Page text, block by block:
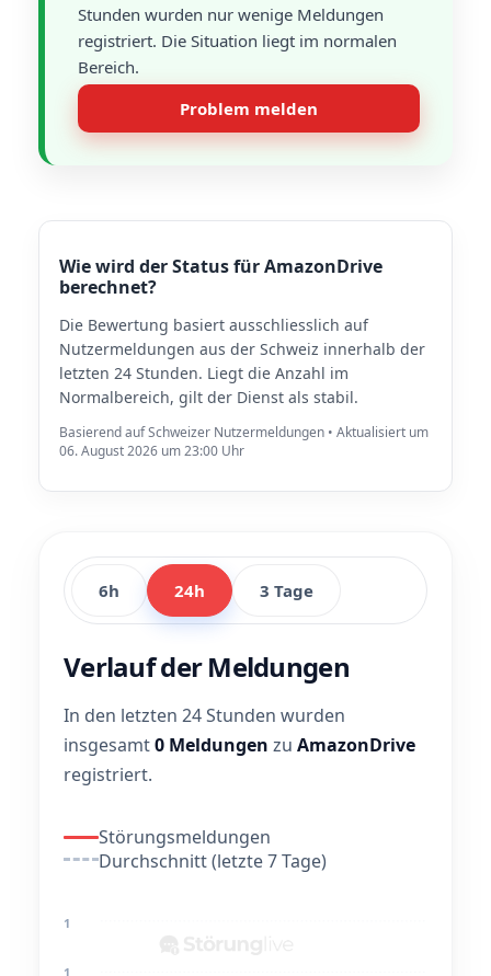
Stunden wurden nur wenige Meldungen
registriert. Die Situation liegt im normalen
Bereich.
Problem melden
Wie wird der Status für AmazonDrive
berechnet?
Die Bewertung basiert ausschliesslich auf
Nutzermeldungen aus der Schweiz innerhalb der
letzten 24 Stunden. Liegt die Anzahl im
Normalbereich, gilt der Dienst als stabil.
Basierend auf Schweizer Nutzermeldungen • Aktualisiert um
06. August 2026 um 23:00 Uhr
6h 24h 3 Tage
Verlauf der Meldungen
In den letzten 24 Stunden wurden
insgesamt0 Meldungen zu AmazonDrive
registriert.
Störungsmeldungen
Durchschnitt (letzte 7 Tage)
1
1